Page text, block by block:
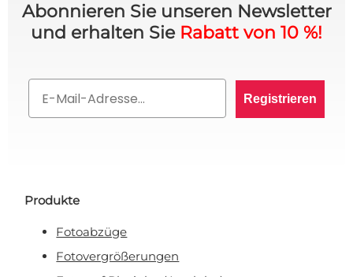
Abonnieren Sie unseren Newsletter
und erhalten Sie Rabatt von 10 %!
Registrieren
Produkte
Fotoabzüge
Fotovergrößerungen